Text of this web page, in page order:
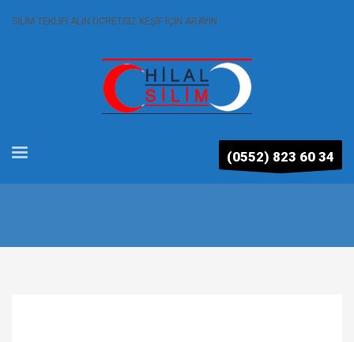
SİLİM TEKLİFİ ALIN ÜCRETSİZ KEŞİF İÇİN ARAYIN
(0552) 823 60 34